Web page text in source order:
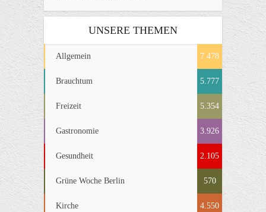
UNSERE THEMEN
Allgemein 7.478
Brauchtum 5.777
Freizeit 5.354
Gastronomie 3.926
Gesundheit 2.105
Grüne Woche Berlin 570
Kirche 4.550